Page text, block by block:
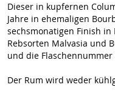
Dieser in kupfernen
Jahre in ehemaligen
sechsmonatigen Finish
Rebsorten Malvasia und
und die
Der Rum wird weder